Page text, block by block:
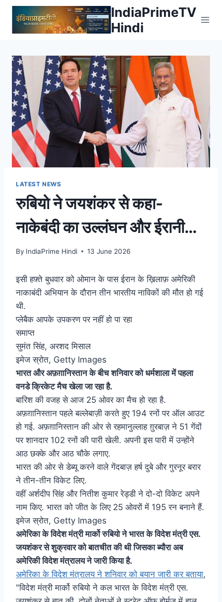
Skip
content
IndiaPrimeTV
Hindi
LATEST NEWS
रुबियो ने जयशंकर से कहा-
नाकेबंदी का उल्लंघन और ईरानी
तेल की अवैध ढुलाई बर्दाश्त नहीं
By IndiaPrime Hindi 13 June 2026
इसी हफ़्ते बुधवार को ओमान के पास ईरान के ख़िलाफ़ अमेरिकी
नाकाबंदी अभियान के दौरान तीन भारतीय नाविकों की मौत हो गई
थी.
प्लेबैक आपके उपकरण पर नहीं हो पा रहा
समाप्त
सुमंत सिंह, अरशद मिसाल
इमेज स्रोत, Getty Images
भारत और अफ़ग़ानिस्तान के बीच शनिवार को धर्मशाला में पहला
वनडे क्रिकेट मैच खेला जा रहा है.
बारिश की वजह से आज 25 ओवर का मैच हो रहा है.
अफ़ग़ानिस्तान पहले बल्लेबाज़ी करते हुए 194 रनों पर ऑल आउट
हो गई. अफ़ग़ानिस्तान की ओर से रहमानुल्लाह ग़ुरबाज़ ने 51 गेंदों
पर शानदार 102 रनों की पारी खेली. अपनी इस पारी में उन्होंने
आठ छक्के और आठ चौके लगाए.
भारत की ओर से डेब्यू करने वाले गेंदबाज़ हर्ष दुबे और गुरनूर बरार
ने तीन-तीन विकेट लिए.
वहीं अर्शदीप सिंह और नितीश कुमार रेड्डी ने दो-दो विकेट अपने
नाम किए. भारत को जीत के लिए 25 ओवरों में 195 रन बनाने हैं.
इमेज स्रोत, Getty Images
अमेरिका के विदेश मंत्री मार्को रुबियो ने भारत के विदेश मंत्री एस.
जयशंकर से शुक्रवार को बातचीत की थी जिसका ब्यौरा अब
अमेरिकी विदेश मंत्रालय ने जारी किया है.
अमेरिका के विदेश मंत्रालय ने शनिवार को बयान जारी कर बताया,
"विदेश मंत्री मार्को रुबियो ने कल भारत के विदेश मंत्री एस.